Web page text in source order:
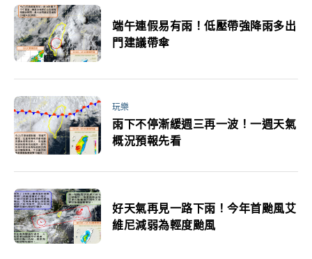
端午連假易有雨！低壓帶強降雨多出
門建議帶傘
玩樂
雨下不停漸緩週三再一波！一週天氣
概況預報先看
好天氣再見一路下雨！今年首颱風艾
維尼減弱為輕度颱風